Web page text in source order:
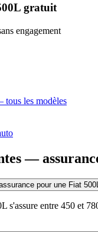
gratuit
engagement
les modèles
—
pour une Fiat
s'assure entre 450 et